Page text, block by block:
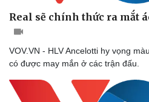
Real sẽ chính thức ra mắt
VOV.VN - HLV Ancelotti hy vọng
có được may mắn ở các trận đấu.